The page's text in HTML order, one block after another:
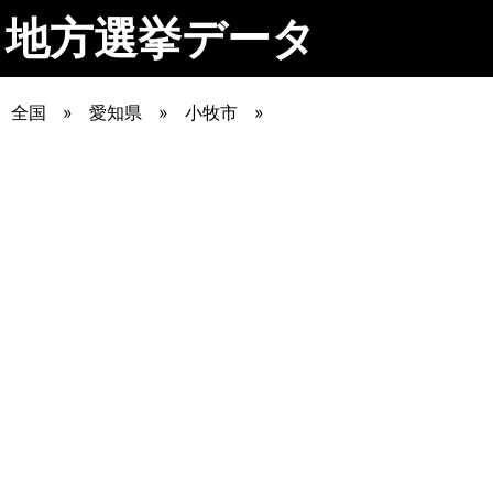
地方選挙データ
全国 愛知県 小牧市